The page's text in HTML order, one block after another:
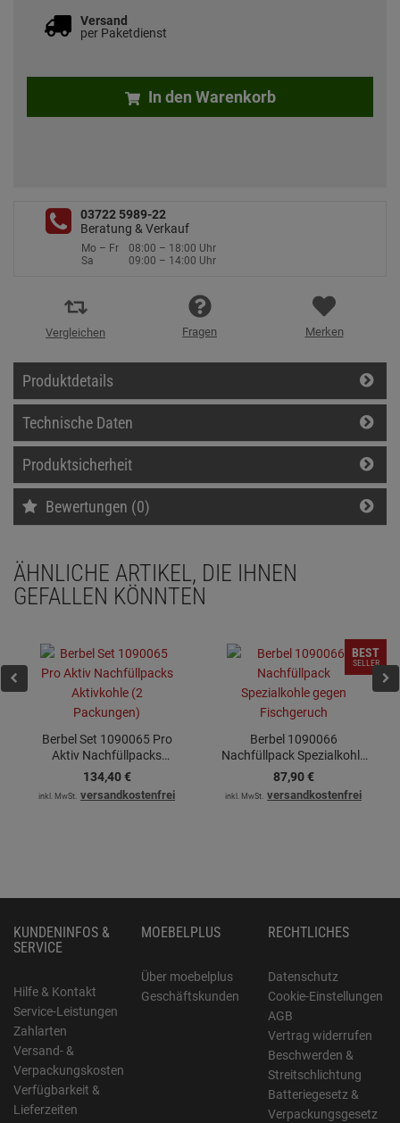
Versand
per Paketdienst
In den Warenkorb
03722 5989-22
Beratung & Verkauf
Mo – Fr
08:00 – 18:00 Uhr
Sa
09:00 – 14:00 Uhr
Vergleichen Fragen Merken
Produktdetails
Technische Daten
Produktsicherheit
Bewertungen (0)
ÄHNLICHE ARTIKEL, DIE IHNEN
GEFALLEN KÖNNTEN
Berbel Set 1090065 Pro
Aktiv Nachfüllpacks
Aktivkohle (2 Packungen)
134,40 €
inkl. MwSt. versandkostenfrei
Berbel 1090066
Nachfüllpack Spezialkohle
gegen Fischgeruch
87,90 €
inkl. MwSt. versandkostenfrei
BEST
SELLER
KUNDENINFOS &
SERVICE
Hilfe & Kontakt
Service-Leistungen
Zahlarten
Versand- &
Verpackungskosten
Verfügbarkeit &
Lieferzeiten
MOEBELPLUS
Über moebelplus
Geschäftskunden
RECHTLICHES
Datenschutz
Cookie-Einstellungen
AGB
Vertrag widerrufen
Beschwerden &
Streitschlichtung
Batteriegesetz &
Verpackungsgesetz